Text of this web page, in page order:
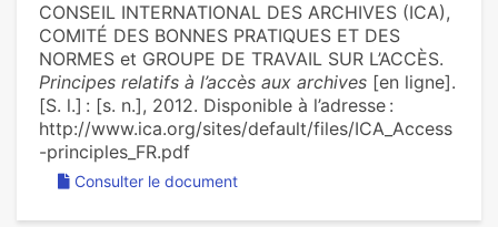
CONSEIL INTERNATIONAL DES ARCHIVES (ICA),
COMITÉ DES BONNES PRATIQUES ET DES
NORMES et GROUPE DE TRAVAIL SUR L’ACCÈS.
Principes relatifs à l’accès aux archives [en ligne].
[S. l.] : [s. n.], 2012. Disponible à l’adresse :
http://www.ica.org/sites/default/files/ICA_Access
-principles_FR.pdf
Consulter le document